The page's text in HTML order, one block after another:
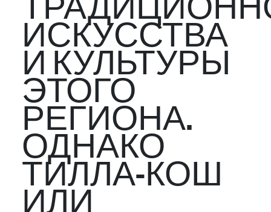
ИСКУССТВА
И КУЛЬТУРЫ
ЭТОГО
РЕГИОНА.
ОДНАКО
ТИЛЛА-КОШ
ИЛИ